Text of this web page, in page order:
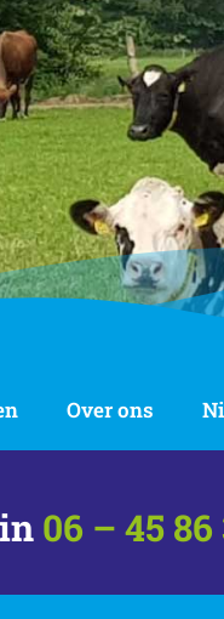
Over ons
06 – 45 86